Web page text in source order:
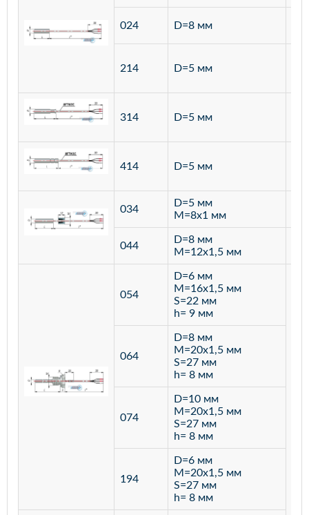
024 D=8 мм
214 D=5 мм
314 D=5 мм
414 D=5 мм
034
D=5 мм
M=8х1 мм
044
D=8 мм
M=12х1,5 мм
054
D=6 мм
M=16х1,5 мм
S=22 мм
h= 9 мм
064
D=8 мм
M=20х1,5 мм
S=27 мм
h= 8 мм
074
D=10 мм
M=20х1,5 мм
S=27 мм
h= 8 мм
194
D=6 мм
M=20х1,5 мм
S=27 мм
h= 8 мм